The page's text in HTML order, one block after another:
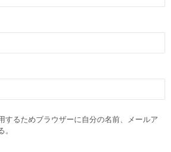
するためブラウザーに自分の名前、メールア